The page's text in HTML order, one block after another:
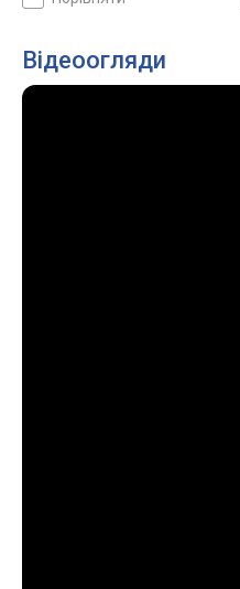
сталь, WR 100, Швейцарія
Відеоогляди